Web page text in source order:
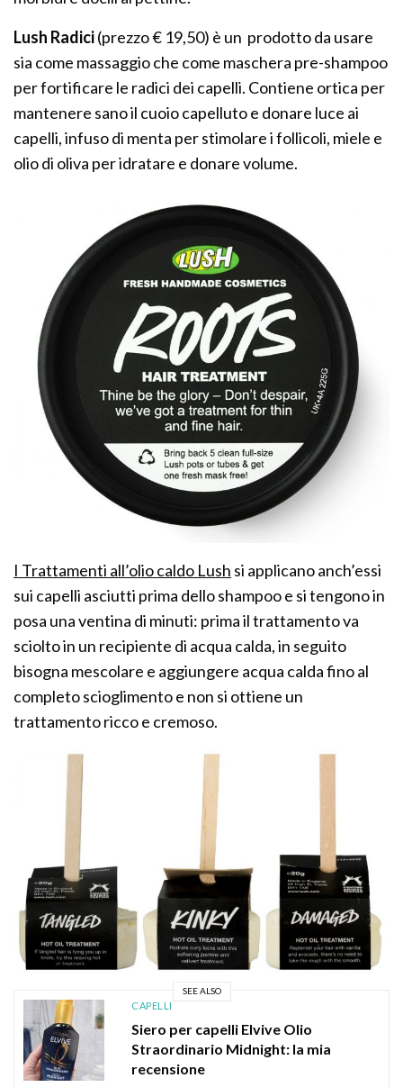
Lush Radici(prezzo € 19,50) è un prodotto da usare
sia come massaggio che come maschera pre-shampoo
per fortificare le radici dei capelli. Contiene ortica per
mantenere sano il cuoio capelluto e donare luce ai
capelli, infuso di menta per stimolare i follicoli, miele e
olio di oliva per idratare e donare volume.
I Trattamenti all’olio caldo Lush si applicano anch’essi
sui capelli asciutti prima dello shampoo e si tengono in
posa una ventina di minuti: prima il trattamento va
scioltoin un recipiente di acqua calda, in seguito
bisogna mescolare e aggiungere acqua calda fino al
completo scioglimento e non si ottiene un
trattamento ricco e cremoso.
SEE ALSO
CAPELLI
Siero per capelli Elvive Olio
Straordinario Midnight: la mia
recensione